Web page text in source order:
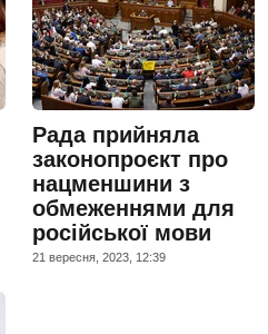
Рада прийняла
законопроєкт про
нацменшини з
обмеженнями для
російської мови
21 вересня, 2023, 12:39